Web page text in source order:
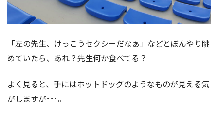
「左の先生、けっこうセクシーだなぁ」などとぼんやり眺
めていたら、あれ？先生何か食べてる？
よく見ると、手にはホットドッグのようなものが見える気
がしますが･･･。